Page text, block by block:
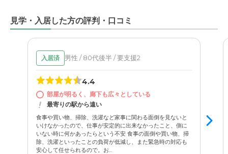
見学・入居した方の評判・口コミ
入居済 男性 / 80代後半 / 要支援2
4.4
部屋が明るく、廊下も広々としている
最寄りの駅から遠い
食事や買い物、掃除、洗濯など家事に関わる面倒を見ないと
いけなかったので、仕事が安定的に出来なかったこと、側に
いない時に何かあったらという不安 食事の面倒や買い物、掃
除、洗濯といったことの負荷が低減し、また緊急時の対応も
安心して任せられるので。お...